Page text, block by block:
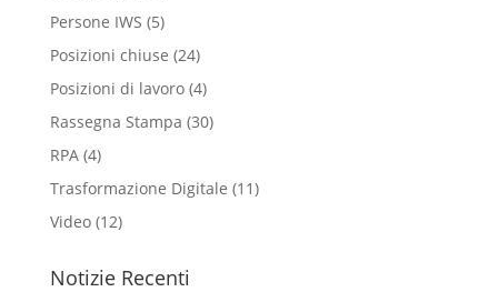
Persone IWS (5)
Posizioni chiuse (24)
Posizioni di lavoro(4)
Rassegna Stampa (30)
RPA(4)
Trasformazione Digitale (11)
Video(12)
Notizie Recenti